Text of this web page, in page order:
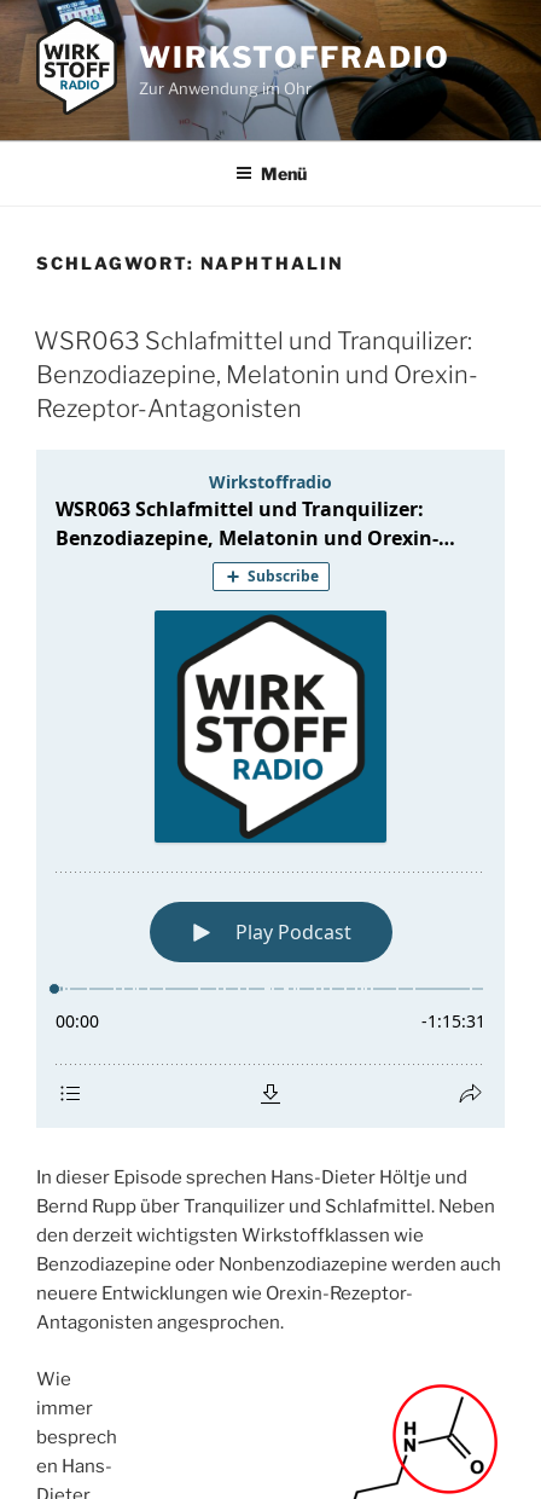
Zum
Inhalt
springen
WIRKSTOFFRADIO
Zur Anwendung im Ohr
Menü
SCHLAGWORT: NAPHTHALIN
WSR063 Schlafmittel und Tranquilizer:
Benzodiazepine, Melatonin und Orexin-
Rezeptor-Antagonisten
In dieser Episode sprechen Hans-Dieter Höltje und
Bernd Rupp über Tranquilizer und Schlafmittel. Neben
den derzeit wichtigsten Wirkstoffklassen wie
Benzodiazepine oder Nonbenzodiazepine werden auch
neuere Entwicklungen wie Orexin-Rezeptor-
Antagonisten angesprochen.
Wie
immer
besprech
en Hans-